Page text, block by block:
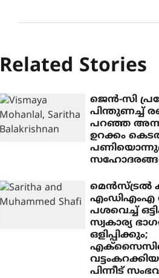
Related Stories
ജെന്‍-സി
പിന്തുണച്ച്
പറഞ്ഞ
ഉറക്കം
മെന്‍സ്ട്രല്‍
എംഡിഎംഎ
പശവെച്ച്
സ്വകാര്യ
ഒളിപ്പിക്കും;
പിന്നീട്